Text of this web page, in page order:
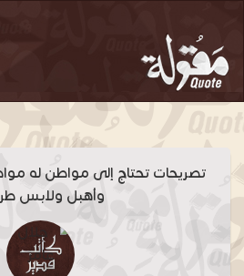
تصريحات تحتاج إلى مواطن له
وأهبل ولابس